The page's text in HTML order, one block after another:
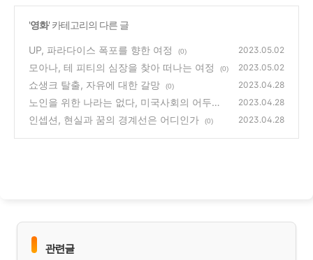
'영화' 카테고리의 다른 글
UP, 파라다이스 폭포를 향한 여정 (0) 2023.05.02
모아나, 테 피티의 심장을 찾아 떠나는 여정 (0) 2023.05.02
쇼생크 탈출, 자유에 대한 갈망 (0) 2023.04.28
노인을 위한 나라는 없다, 미국사회의 어두운
면
(0)
2023.04.28
인셉션, 현실과 꿈의 경계선은 어디인가 (0) 2023.04.28
관련글